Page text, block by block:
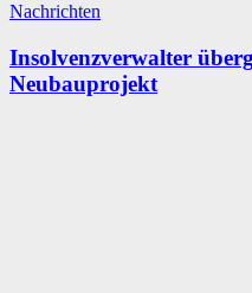
Nachrichten
Insolvenzverwalter
Neubauprojekt